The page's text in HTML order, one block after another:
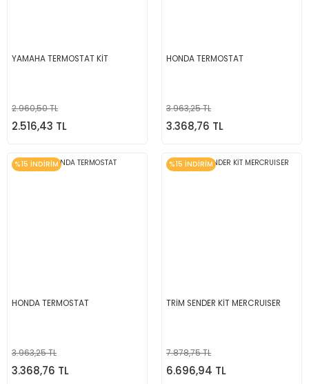
YAMAHA TERMOSTAT KİT
2.960,50 TL
2.516,43 TL
HONDA TERMOSTAT
3.963,25 TL
3.368,76 TL
%15 İNDİRİM
HONDA TERMOSTAT
3.963,25 TL
3.368,76 TL
%15 İNDİRİM
TRİM SENDER KİT MERCRUISER
7.878,75 TL
6.696,94 TL